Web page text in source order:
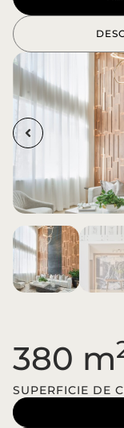
380 m
SUPERFICIE DE